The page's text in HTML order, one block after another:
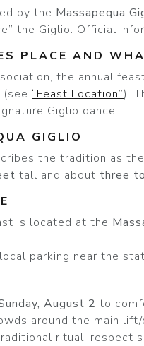
by the Massapequa
the Giglio. Official
PLACE AND
the annual
(see “Feast Location”).
Giglio dance.
GIGLIO
the tradition as
tall and about three
is located at the
parking near the
August 2 to
around the main lift/
ritual: respect